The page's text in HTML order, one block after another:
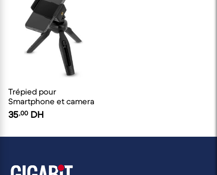
Trépied pour
Smartphone et camera
35,00 DH